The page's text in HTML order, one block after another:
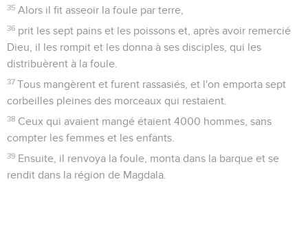
35 Alors il fit asseoir la foule par terre,
36 prit les sept pains et les poissons et, après avoir remercié
Dieu, il les rompit et les donna à ses disciples, qui les
distribuèrent à la foule.
37 Tous mangèrent et furent rassasiés, et l'on emporta sept
corbeilles pleines des morceaux qui restaient.
38 Ceux qui avaient mangé étaient 4000 hommes, sans
compter les femmes et les enfants.
39 Ensuite, il renvoya la foule, monta dans la barque et se
rendit dans la région de Magdala.